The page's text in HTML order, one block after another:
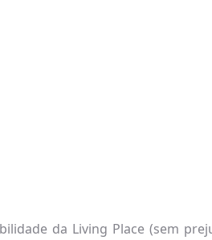
da Living Place (sem